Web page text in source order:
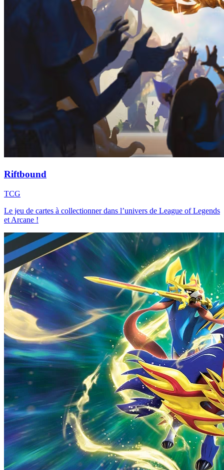
Riftbound
TCG
Le jeu de cartes à collectionner dans l’univers de League of Legends
et Arcane !